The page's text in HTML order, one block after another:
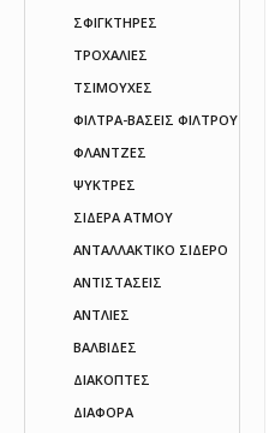
ΣΦΙΓΚΤΗΡΕΣ
ΤΡΟΧΑΛΙΕΣ
ΤΣΙΜΟΥΧΕΣ
ΦΙΛΤΡΑ-ΒΑΣΕΙΣ ΦΙΛΤΡΟΥ
ΦΛΑΝΤΖΕΣ
ΨΥΚΤΡΕΣ
ΣΙΔΕΡΑ ΑΤΜΟΥ
ΑΝΤΑΛΛΑΚΤΙΚΟ ΣΙΔΕΡΟ
ΑΝΤΙΣΤΑΣΕΙΣ
ΑΝΤΛΙΕΣ
ΒΑΛΒΙΔΕΣ
ΔΙΑΚΟΠΤΕΣ
ΔΙΑΦΟΡΑ